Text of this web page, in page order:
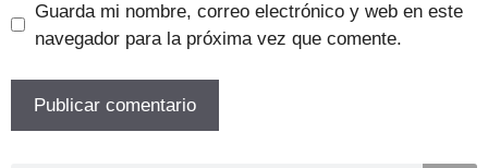
Guarda mi nombre, correo electrónico y web en este
navegador para la próxima vez que comente.